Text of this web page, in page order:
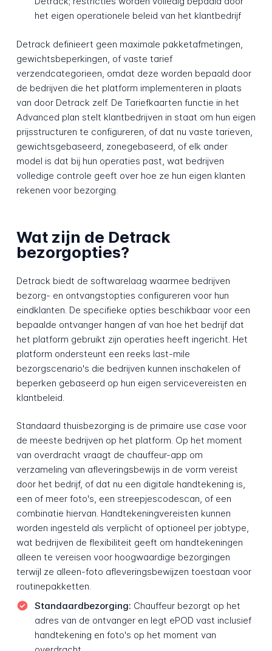
het eigen operationele beleid van het klantbedrijf
Detrack definieert geen maximale pakketafmetingen,
gewichtsbeperkingen, of vaste tarief
verzendcategorieen, omdat deze worden bepaald door
de bedrijven die het platform implementeren in plaats
van door Detrack zelf. De Tariefkaarten functie in het
Advanced plan stelt klantbedrijven in staat om hun eigen
prijsstructuren te configureren, of dat nu vaste tarieven,
gewichtsgebaseerd, zonegebaseerd, of elk ander
model is dat bij hun operaties past, wat bedrijven
volledige controle geeft over hoe ze hun eigen klanten
rekenen voor bezorging.
Wat zijn de Detrack
bezorgopties?
Detrack biedt de softwarelaag waarmee bedrijven
bezorg- en ontvangstopties configureren voor hun
eindklanten. De specifieke opties beschikbaar voor een
bepaalde ontvanger hangen af van hoe het bedrijf dat
het platform gebruikt zijn operaties heeft ingericht. Het
platform ondersteunt een reeks last-mile
bezorgscenario's die bedrijven kunnen inschakelen of
beperken gebaseerd op hun eigen servicevereisten en
klantbeleid.
Standaard thuisbezorging is de primaire use case voor
de meeste bedrijven op het platform. Op het moment
van overdracht vraagt de chauffeur-app om
verzameling van afleveringsbewijs in de vorm vereist
door het bedrijf, of dat nu een digitale handtekening is,
een of meer foto's, een streepjescodescan, of een
combinatie hiervan. Handtekeningvereisten kunnen
worden ingesteld als verplicht of optioneel per jobtype,
wat bedrijven de flexibiliteit geeft om handtekeningen
alleen te vereisen voor hoogwaardige bezorgingen
terwijl ze alleen-foto afleveringsbewijzen toestaan voor
routinepakketten.
Standaardbezorging: Chauffeur bezorgt op het
adres van de ontvanger en legt ePOD vast inclusief
handtekening en foto's op het moment van